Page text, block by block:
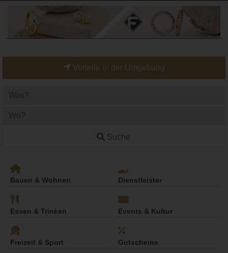
Vorteile in der Umgebung
Suche
Bauen & Wohnen Dienstleister
Essen & Trinken Events & Kultur
Freizeit & Sport Gutscheine